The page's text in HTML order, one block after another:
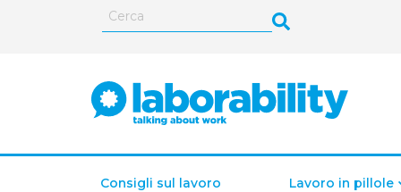
Consigli sul lavoro Lavoro in pillole